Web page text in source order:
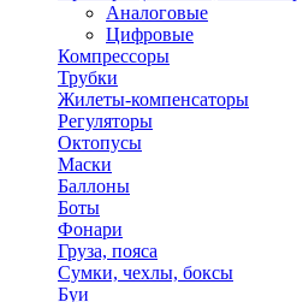
Аналоговые
Цифровые
Компрессоры
Трубки
Жилеты-компенсаторы
Регуляторы
Октопусы
Маски
Баллоны
Боты
Фонари
Груза, пояса
Сумки, чехлы, боксы
Буи